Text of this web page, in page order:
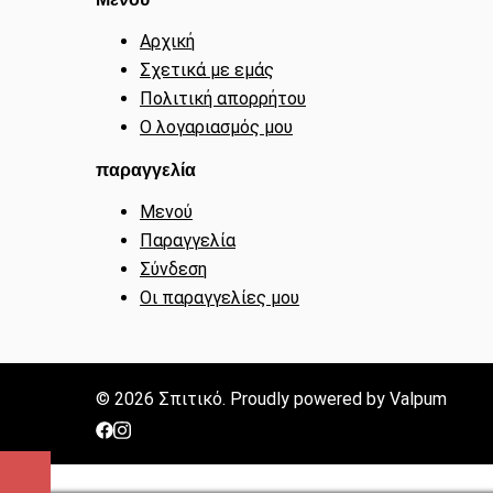
Αρχική
Σχετικά με εμάς
Πολιτική απορρήτου
Ο λογαριασμός μου
παραγγελία
Μενού
Παραγγελία
Σύνδεση
Οι παραγγελίες μου
© 2026 Σπιτικό. Proudly powered by Valpum
https://www.facebook.com/spitikogrevena/?
https://www.instagram.com/spitiko_grevena/?